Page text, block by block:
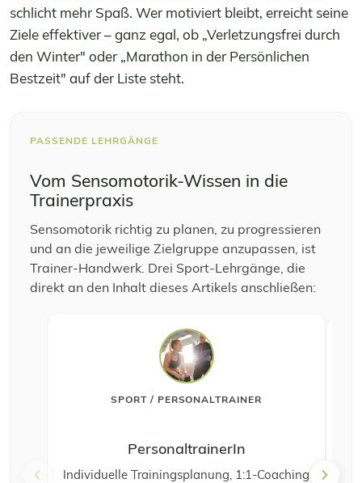
schlicht mehr Spaß. Wer motiviert bleibt, erreicht seine
Ziele effektiver – ganz egal, ob „Verletzungsfrei durch
den Winter" oder „Marathon in der Persönlichen
Bestzeit" auf der Liste steht.
PASSENDE LEHRGÄNGE
Vom Sensomotorik-Wissen in die
Trainerpraxis
Sensomotorik richtig zu planen, zu progressieren
und an die jeweilige Zielgruppe anzupassen, ist
Trainer-Handwerk. Drei Sport-Lehrgänge, die
direkt an den Inhalt dieses Artikels anschließen:
SPORT / PERSONALTRAINER
PersonaltrainerIn
Individuelle Trainingsplanung, 1:1-Coaching